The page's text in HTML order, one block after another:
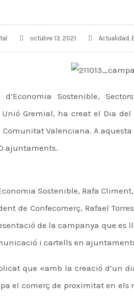
octubre 13, 2021 Actualidad
d’Economia Sostenible,
Gremial, ha creat el Dia
Comunitat Valenciana. A
ajuntaments.
Sostenible, Rafa
de Confecomerç, Rafael
de la campanya que es
i cartells en
que «amb la creació d’un
el comerç de proximitat en